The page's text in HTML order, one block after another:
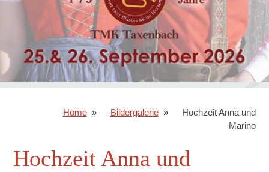
Home Bildergalerie
Hochzeit Anna und
Marino
Hochzeit Anna und